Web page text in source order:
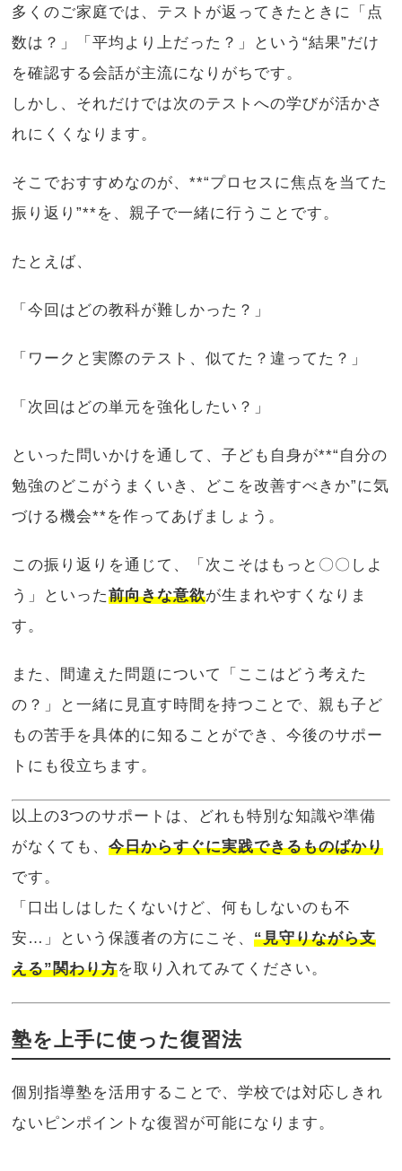
多くのご家庭では、テストが返ってきたときに「点
数は？」「平均より上だった？」という“結果”だけ
を確認する会話が主流になりがちです。
しかし、それだけでは次のテストへの学びが活かさ
れにくくなります。
そこでおすすめなのが、**“プロセスに焦点を当てた
振り返り”**を、親子で一緒に行うことです。
たとえば、
「今回はどの教科が難しかった？」
「ワークと実際のテスト、似てた？違ってた？」
「次回はどの単元を強化したい？」
といった問いかけを通して、子ども自身が**“自分の
勉強のどこがうまくいき、どこを改善すべきか”に気
づける機会**を作ってあげましょう。
この振り返りを通じて、「次こそはもっと〇〇しよ
う」といった前向きな意欲が生まれやすくなりま
す。
また、間違えた問題について「ここはどう考えた
の？」と一緒に見直す時間を持つことで、親も子ど
もの苦手を具体的に知ることができ、今後のサポー
トにも役立ちます。
以上の3つのサポートは、どれも特別な知識や準備
がなくても、今日からすぐに実践できるものばかり
です。
「口出しはしたくないけど、何もしないのも不
安…」という保護者の方にこそ、“見守りながら支
える”関わり方を取り入れてみてください。
塾を上手に使った復習法
個別指導塾を活用することで、学校では対応しきれ
ないピンポイントな復習が可能になります。